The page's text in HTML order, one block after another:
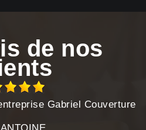
de nos
Gabriel Couverture